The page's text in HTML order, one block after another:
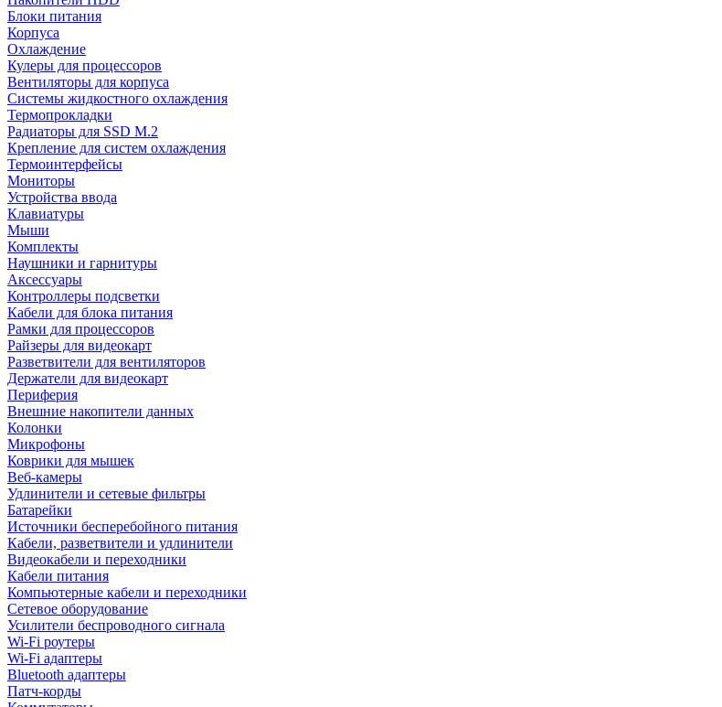
Блоки питания
Корпуса
Охлаждение
Кулеры для процессоров
Вентиляторы для корпуса
Системы жидкостного охлаждения
Термопрокладки
Радиаторы для SSD M.2
Крепление для систем охлаждения
Термоинтерфейсы
Мониторы
Устройства ввода
Клавиатуры
Мыши
Комплекты
Наушники и гарнитуры
Аксессуары
Контроллеры подсветки
Кабели для блока питания
Рамки для процессоров
Райзеры для видеокарт
Разветвители для вентиляторов
Держатели для видеокарт
Периферия
Внешние накопители данных
Колонки
Микрофоны
Коврики для мышек
Веб-камеры
Удлинители и сетевые фильтры
Батарейки
Источники бесперебойного питания
Кабели, разветвители и удлинители
Видеокабели и переходники
Кабели питания
Компьютерные кабели и переходники
Сетевое оборудование
Усилители беспроводного сигнала
Wi-Fi роутеры
Wi-Fi адаптеры
Bluetooth адаптеры
Патч-корды